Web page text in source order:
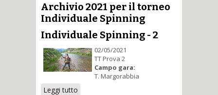
Archivio 2021 per il torneo
Individuale Spinning
Individuale Spinning - 2
02/05/2021
TT Prova 2
Campo gara:
T. Margorabbia
Leggi tutto